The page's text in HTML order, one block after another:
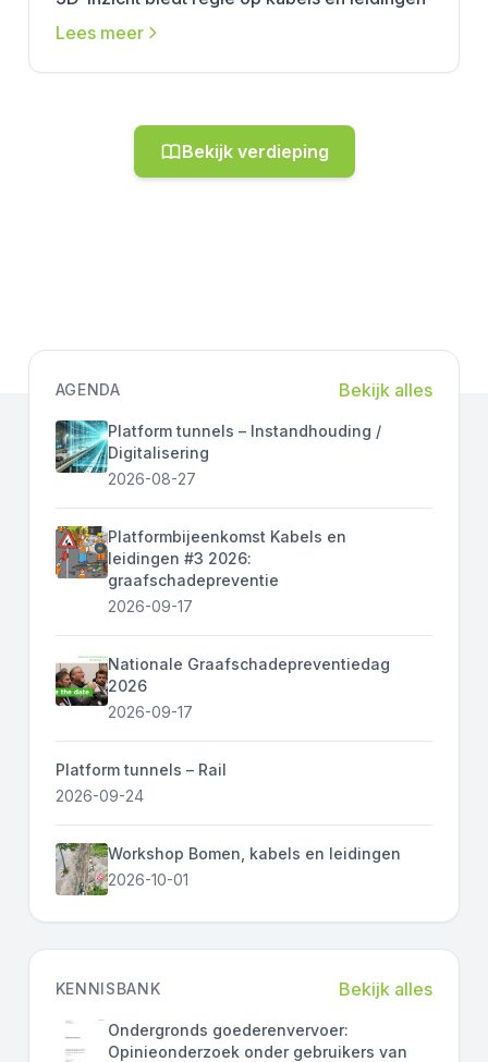
Lees meer
Bekijk verdieping
AGENDA Bekijk alles
Platform tunnels – Instandhouding /
Digitalisering
2026-08-27
Platformbijeenkomst Kabels en
leidingen #3 2026:
graafschadepreventie
2026-09-17
Nationale Graafschadepreventiedag
2026
2026-09-17
Platform tunnels – Rail
2026-09-24
Workshop Bomen, kabels en leidingen
2026-10-01
KENNISBANK Bekijk alles
Ondergronds goederenvervoer:
Opinieonderzoek onder gebruikers van